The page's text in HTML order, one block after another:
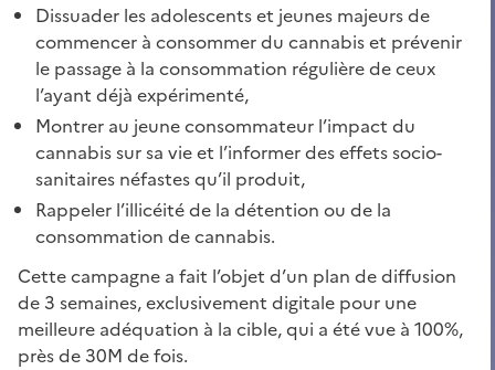
Dissuader les adolescents et jeunes majeurs de
commencer à consommer du cannabis et prévenir
le passage à la consommation régulière de ceux
l’ayant déjà expérimenté,
Montrer au jeune consommateur l’impact du
cannabis sur sa vie et l’informer des effets socio-
sanitaires néfastes qu’il produit,
Rappeler l’illicéité de la détention ou de la
consommation de cannabis.
Cette campagne a fait l’objet d’un plan de diffusion
de 3 semaines, exclusivement digitale pour une
meilleure adéquation à la cible, qui a été vue à 100%,
près de 30M de fois.